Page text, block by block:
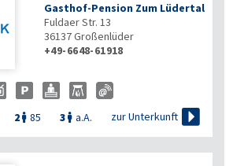
Gasthof-Pension Zum Lüdertal
Fuldaer Str. 13
36137Großenlüder
+49-6648-61918
2  85 3  a.A. zur Unterkunft 